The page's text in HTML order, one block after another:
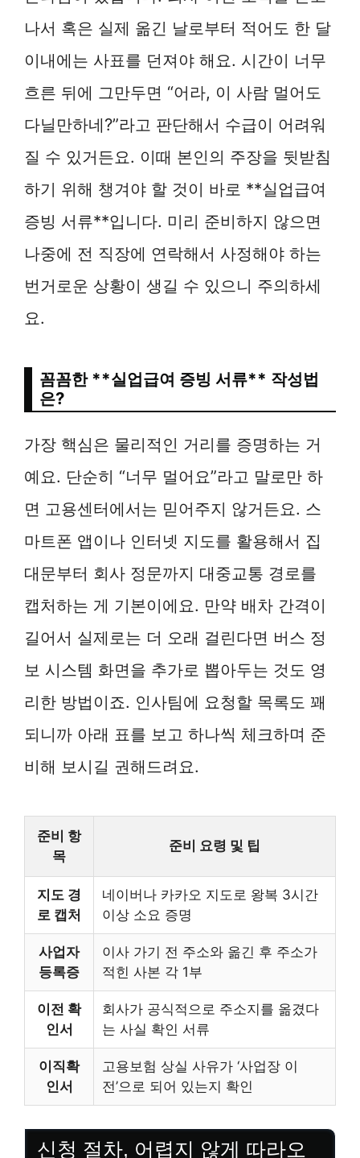
나서 혹은 실제 옮긴 날로부터 적어도 한 달
이내에는 사표를 던져야 해요. 시간이 너무
흐른 뒤에 그만두면 “어라, 이 사람 멀어도
다닐만하네?”라고 판단해서 수급이 어려워
질 수 있거든요. 이때 본인의 주장을 뒷받침
하기 위해 챙겨야 할 것이 바로 **실업급여
증빙 서류**입니다. 미리 준비하지 않으면
나중에 전 직장에 연락해서 사정해야 하는
번거로운 상황이 생길 수 있으니 주의하세
요.
꼼꼼한 **실업급여 증빙 서류** 작성법
은?
가장 핵심은 물리적인 거리를 증명하는 거
예요. 단순히 “너무 멀어요”라고 말로만 하
면 고용센터에서는 믿어주지 않거든요. 스
마트폰 앱이나 인터넷 지도를 활용해서 집
대문부터 회사 정문까지 대중교통 경로를
캡처하는 게 기본이에요. 만약 배차 간격이
길어서 실제로는 더 오래 걸린다면 버스 정
보 시스템 화면을 추가로 뽑아두는 것도 영
리한 방법이죠. 인사팀에 요청할 목록도 꽤
되니까 아래 표를 보고 하나씩 체크하며 준
비해 보시길 권해드려요.
준비 항
목
준비 요령 및 팁
지도 경
로 캡처
네이버나 카카오 지도로 왕복 3시간
이상 소요 증명
사업자
등록증
이사 가기 전 주소와 옮긴 후 주소가
적힌 사본 각 1부
이전 확
인서
회사가 공식적으로 주소지를 옮겼다
는 사실 확인 서류
이직확
인서
고용보험 상실 사유가 ‘사업장 이
전’으로 되어 있는지 확인
신청 절차, 어렵지 않게 따라오